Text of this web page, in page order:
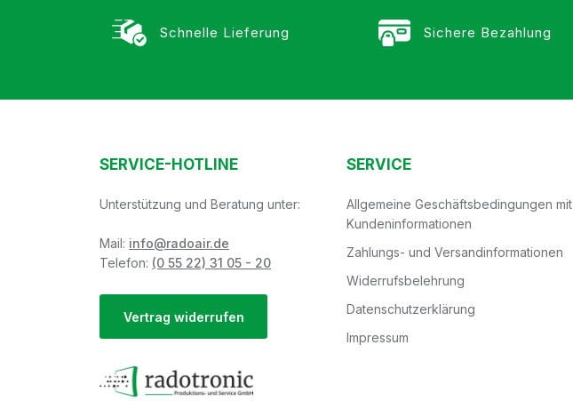
Schnelle Lieferung Sichere Bezahlung
SERVICE-HOTLINE
Unterstützung und Beratung unter:
Mail: info@radoair.de
Telefon: (0 55 22) 31 05 - 20
Vertrag widerrufen
SERVICE
Allgemeine Geschäftsbedingungen mit
Kundeninformationen
Zahlungs- und Versandinformationen
Widerrufsbelehrung
Datenschutzerklärung
Impressum